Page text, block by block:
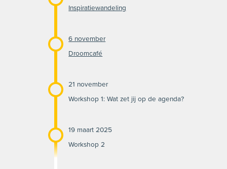
Inspiratiewandeling
6 november
Droomcafé
21 november
Workshop 1: Wat zet jij op de agenda?
19 maart 2025
Workshop 2